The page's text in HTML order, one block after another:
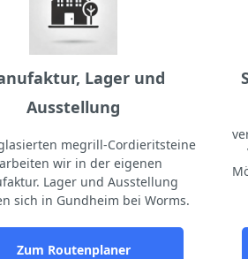
Lager und
Ausstellung
megrill-Cordieritsteine
wir in der eigenen
Lager und Ausstellung
sich in Gundheim bei Worms.
Zum Routenplaner